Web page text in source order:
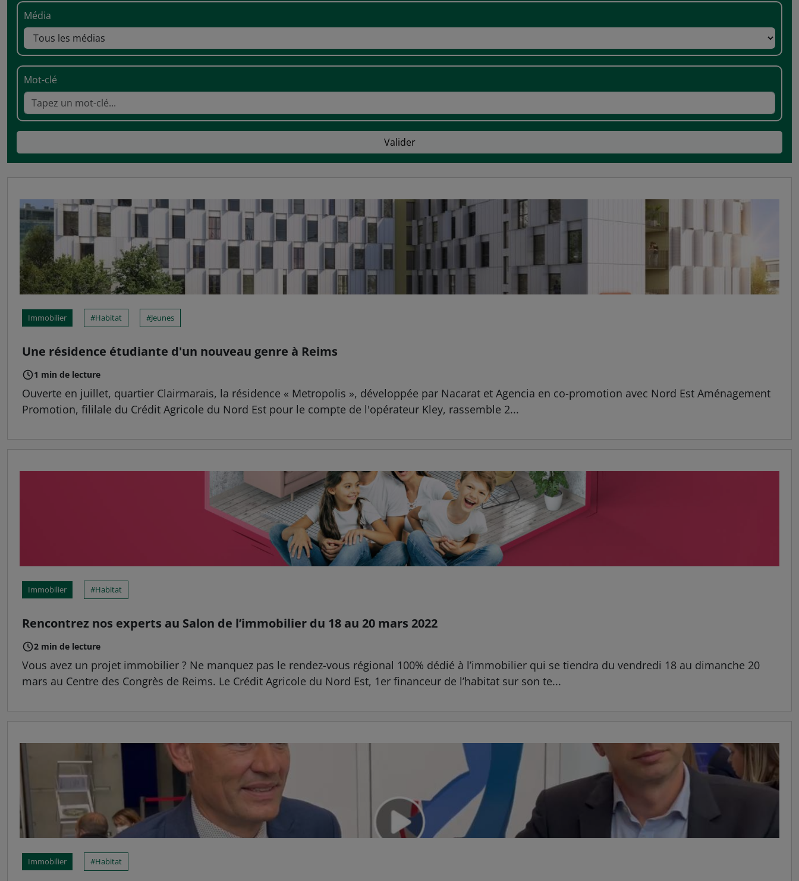
Média
Mot-clé
Valider
Immobilier Habitat Jeunes
Une résidence étudiante d'un nouveau genre à Reims
1 min de lecture
Ouverte en juillet, quartier Clairmarais, la résidence « Metropolis », développée par Nacarat et Agencia en co-promotion avec Nord Est Aménagement
Promotion, fililale du Crédit Agricole du Nord Est pour le compte de l'opérateur Kley, rassemble 2...
Immobilier Habitat
Rencontrez nos experts au Salon de l’immobilier du 18 au 20 mars 2022
2 min de lecture
Vous avez un projet immobilier ? Ne manquez pas le rendez-vous régional 100% dédié à l’immobilier qui se tiendra du vendredi 18 au dimanche 20
mars au Centre des Congrès de Reims. Le Crédit Agricole du Nord Est, 1er financeur de l’habitat sur son te...
Immobilier Habitat